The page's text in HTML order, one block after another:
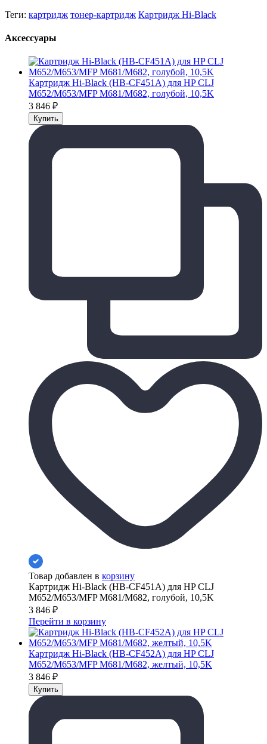
Теги: картридж тонер-картридж Картридж Hi-Black
Аксессуары
Картридж Hi-Black (HB-CF451A) для HP CLJ
M652/M653/MFP M681/M682, голубой, 10,5K
3 846 ₽
Товар добавлен в корзину
Картридж Hi-Black (HB-CF451A) для HP CLJ
M652/M653/MFP M681/M682, голубой, 10,5K
3 846 ₽
Перейти в корзину
Картридж Hi-Black (HB-CF452A) для HP CLJ
M652/M653/MFP M681/M682, желтый, 10,5K
3 846 ₽